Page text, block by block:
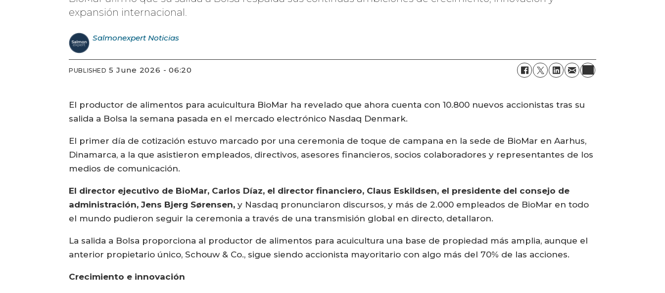
expansión internacional.
Salmonexpert Noticias
PUBLISHED 5 June 2026 - 06:20
El productor de alimentos para acuicultura BioMar ha revelado que ahora cuenta con 10.800 nuevos accionistas tras su
salida a Bolsa la semana pasada en el mercado electrónico Nasdaq Denmark.
El primer día de cotización estuvo marcado por una ceremonia de toque de campana en la sede de BioMar en Aarhus,
Dinamarca, a la que asistieron empleados, directivos, asesores financieros, socios colaboradores y representantes de los
medios de comunicación.
El director ejecutivo de BioMar, Carlos Díaz, el director financiero, Claus Eskildsen, el presidente del consejo de
administración, Jens Bjerg Sørensen,y Nasdaq pronunciaron discursos, y más de 2.000 empleados de BioMar en todo
el mundo pudieron seguir la ceremonia a través de una transmisión global en directo, detallaron.
La salida a Bolsa proporciona al productor de alimentos para acuicultura una base de propiedad más amplia, aunque el
anterior propietario único, Schouw & Co., sigue siendo accionista mayoritario con algo más del 70% de las acciones.
Crecimiento e innovación